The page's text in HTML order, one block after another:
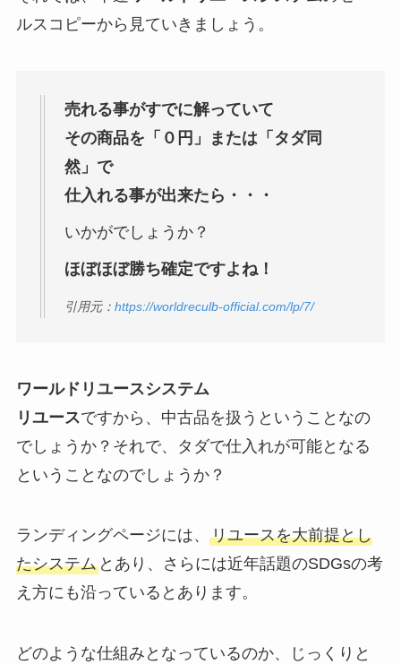
ルスコピーから見ていきましょう。
売れる事がすでに解っていて
その商品を「０円」または「タダ同
然」で
仕入れる事が出来たら・・・
いかがでしょうか？
ほぼほぼ勝ち確定ですよね！
引用元： https://worldreculb-official.com/lp/7/
ワールドリユースシステム
リユースですから、中古品を扱うということなの
でしょうか？それで、タダで仕入れが可能となる
ということなのでしょうか？
ランディングページには、 リユースを大前提とし
たシステムとあり、さらには近年話題のSDGsの考
え方にも沿っているとあります。
どのような仕組みとなっているのか、じっくりと